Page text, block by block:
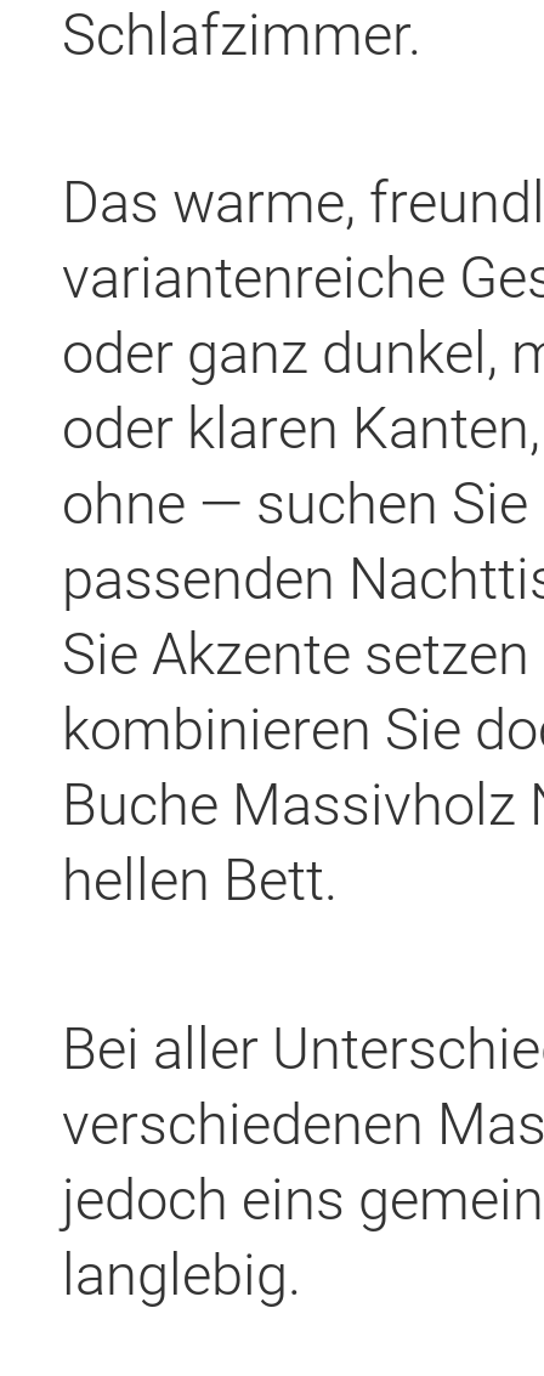
Schlafzimmer.
Das warme,
variantenreiche
oder ganz dunkel,
oder klaren
ohne — suchen
passenden
Sie Akzente
kombinieren Sie
Buche Massivholz
hellen Bett.
Bei aller
verschiedenen
jedoch eins
langlebig.